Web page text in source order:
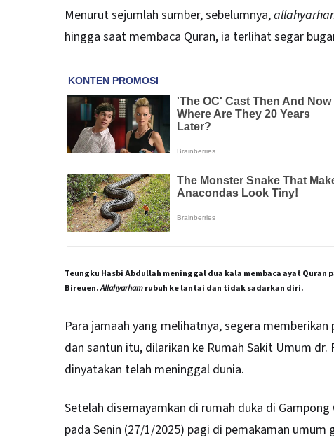
Menurut sejumlah sumber, sebelumnya,
hingga saat membaca Quran, ia terlihat segar
Teungku Hasbi Abdullah meninggal dua kala membaca ayat
Bireuen.Allahyarhamrubuh ke lantai dan tidak sadarkan diri.
Para jamaah yang melihatnya, segera
dan santun itu, dilarikan ke Rumah Sakit Umum
dinyatakan telah meninggal dunia.
Setelah disemayamkan di rumah duka di
pada Senin (27/1/2025) pagi di pemakaman umum